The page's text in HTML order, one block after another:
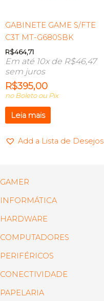
GABINETE GAME S/FTE
C3T MT-G680SBK
R$464,71
Em até 10x de R$46,47
sem juros
R$395,00
no Boleto ou Pix
Leia mais
Add a Lista de Desejos
GAMER
INFORMÁTICA
HARDWARE
COMPUTADORES
PERIFÉRICOS
CONECTIVIDADE
PAPELARIA